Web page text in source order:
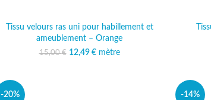
Tissu velours ras uni pour habillement et
ameublement – Orange
15,00€
Le prix initial était :
12,49 € Le prix actuel est :
mètre
-20% -14%